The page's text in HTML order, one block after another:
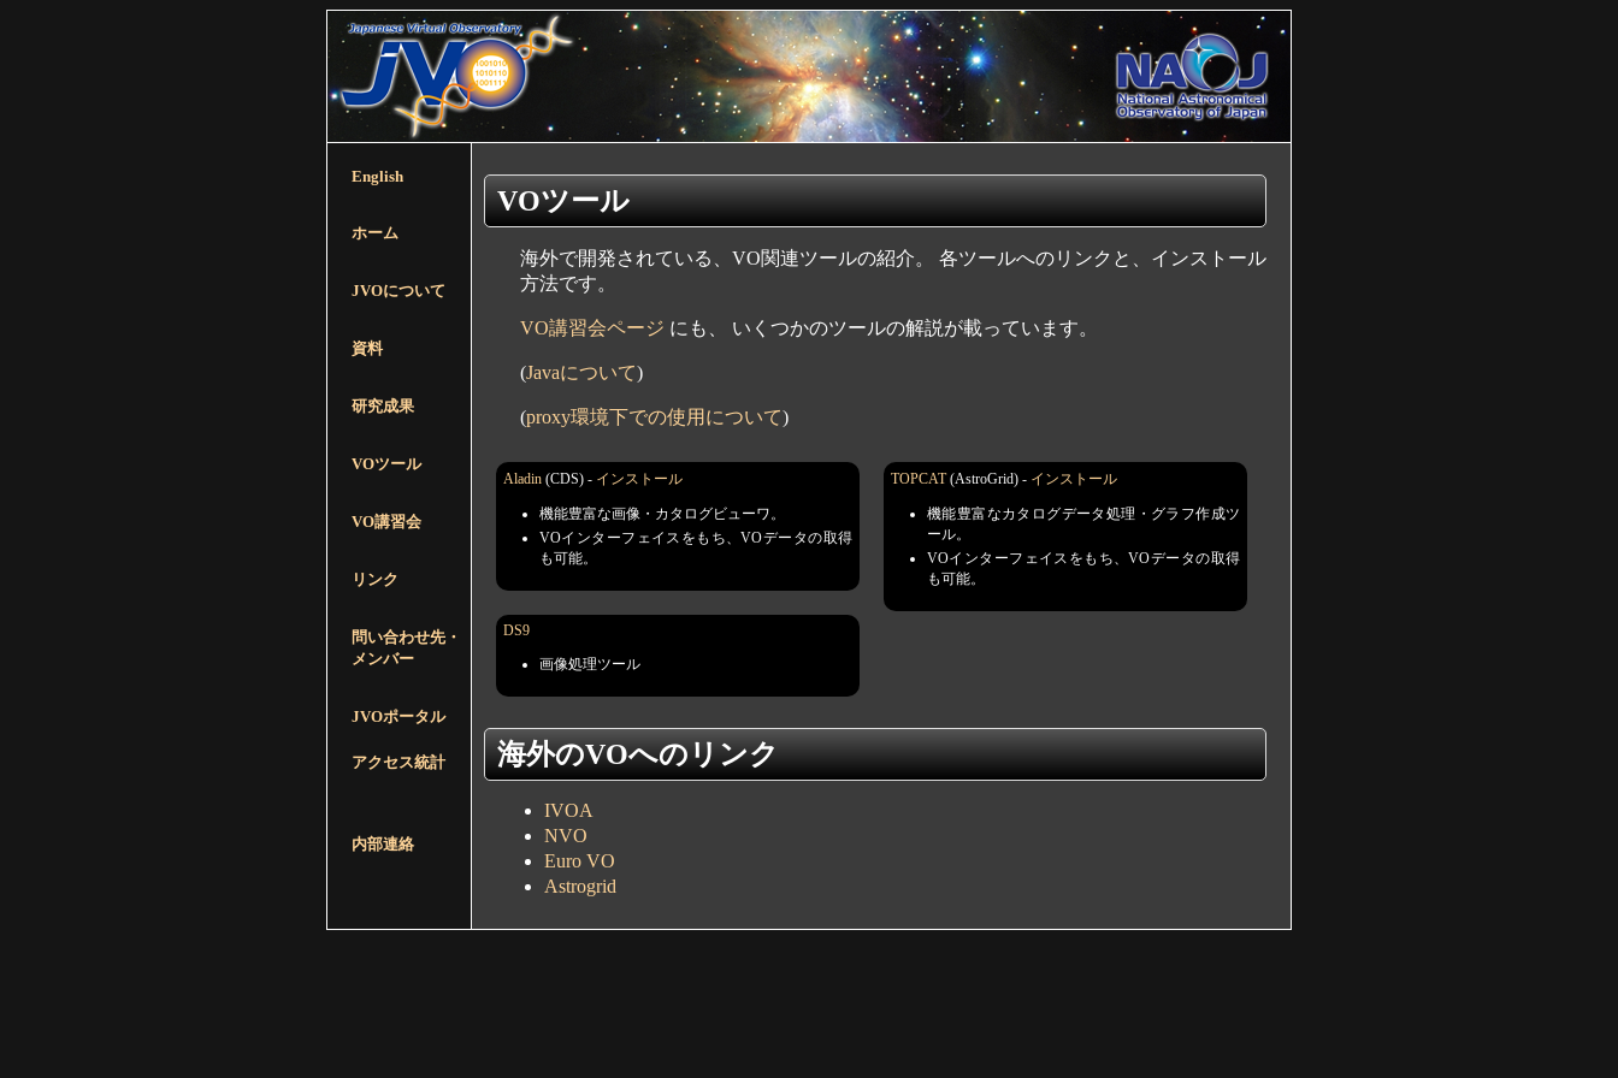
English
ホーム
JVOについて
資料
研究成果
VOツール
VO講習会
リンク
問い合わせ先・
メンバー
JVOポータル
アクセス統計
内部連絡
VOツール
海外で開発されている、VO関連ツールの紹介。 各ツールへのリンクと、インストール
方法です。
VO講習会ページ にも、 いくつかのツールの解説が載っています。
(Javaについて)
(proxy環境下での使用について)
Aladin (CDS) - インストール
機能豊富な画像・カタログビューワ。
VOインターフェイスをもち、VOデータの取得
も可能。
TOPCAT(AstroGrid) - インストール
機能豊富なカタログデータ処理・グラフ作成ツ
ール。
VOインターフェイスをもち、VOデータの取得
も可能。
DS9
画像処理ツール
海外のVOへのリンク
IVOA
NVO
Euro VO
Astrogrid